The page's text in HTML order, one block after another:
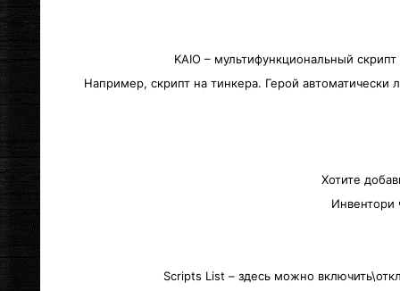
KAIO – мультифункциональный
Например, скрипт на тинкера. Герой
Хотите
Scripts List – здесь можно